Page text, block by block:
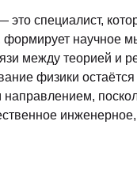
это специалист,
научное
между теорией и
физики остаётся
инженерное,